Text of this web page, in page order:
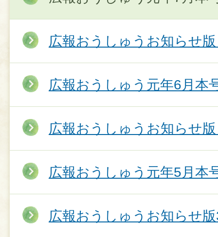
広報おうしゅうお知らせ
広報おうしゅう元年6月本
広報おうしゅうお知らせ
広報おうしゅう元年5月本
広報おうしゅうお知らせ